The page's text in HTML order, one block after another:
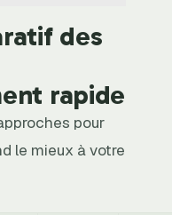
des
rapide
pour
le mieux à votre